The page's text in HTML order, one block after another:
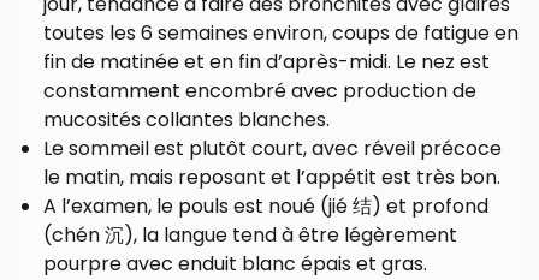
toutes les 6 semaines environ, coups de fatigue en
fin de matinée et en fin d’après-midi. Le nez est
constamment encombré avec production de
mucosités collantes blanches.
Le sommeil est plutôt court, avec réveil précoce
le matin, mais reposant et l’appétit est très bon.
A l’examen, le pouls est noué (jié 结) et profond
(chén 沉), la langue tend à être légèrement
pourpre avec enduit blanc épais et gras.